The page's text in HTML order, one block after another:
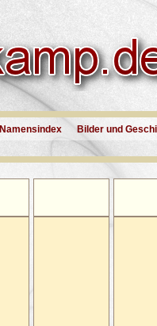
Namensindex Bilder und